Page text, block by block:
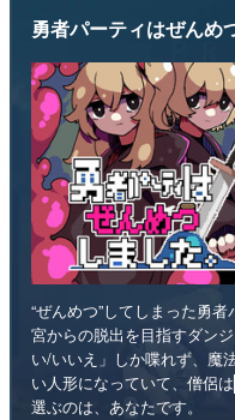
勇者パーティはぜんめ
“ぜんめつ”してしまった勇
宮からの脱出を目指すダン
い/いいえ」しか喋れず、魔
い人形になっていて、僧侶
選ぶのは、あなたです。